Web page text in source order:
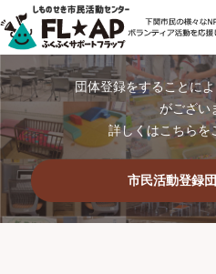
団体登録をすることに
がござい
詳しくはこちらを
市民活動登録